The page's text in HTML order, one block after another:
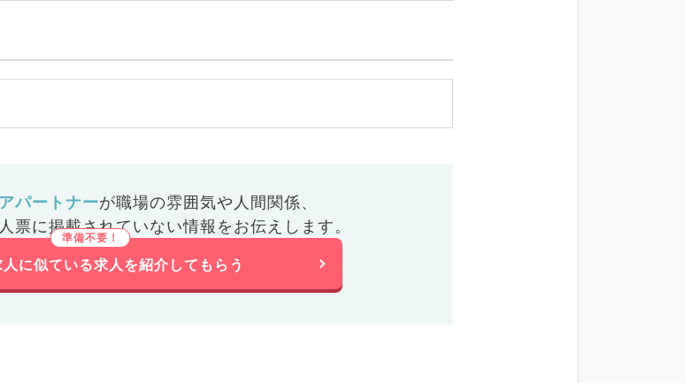
パートナーが職場の雰囲気や人間関係、
票に掲載されていない情報をお伝えします。
人に似ている求人を紹介してもらう